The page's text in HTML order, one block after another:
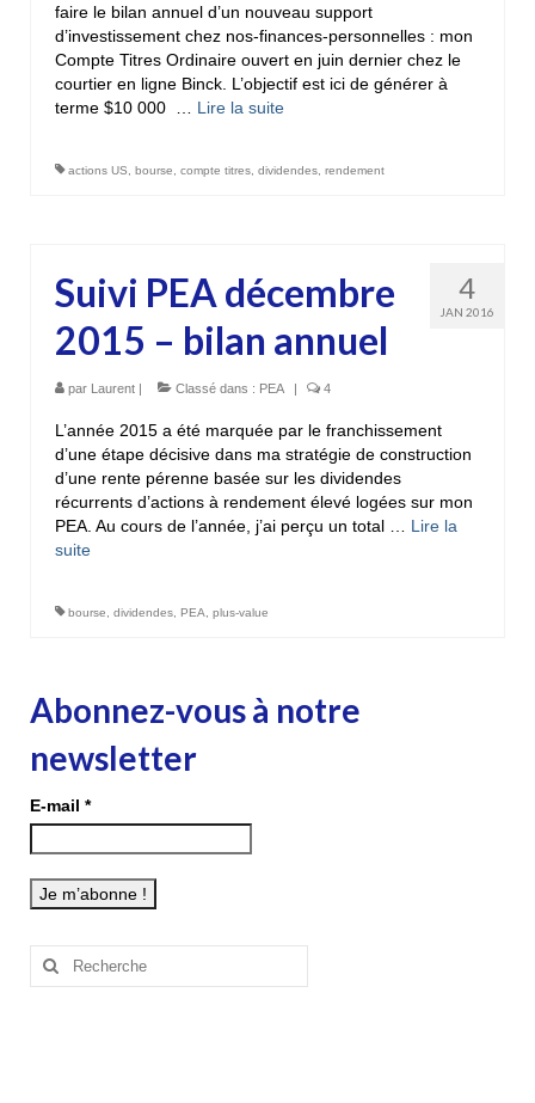
faire le bilan annuel d’un nouveau support
d’investissement chez nos-finances-personnelles : mon
Compte Titres Ordinaire ouvert en juin dernier chez le
courtier en ligne Binck. L’objectif est ici de générer à
terme $10 000 … Lire la suite­­
actions US bourse compte titres dividendes rendement
4
JAN 2016
Suivi PEA décembre
2015 – bilan annuel
par Laurent | Classé dans : PEA | 4
L’année 2015 a été marquée par le franchissement
d’une étape décisive dans ma stratégie de construction
d’une rente pérenne basée sur les dividendes
récurrents d’actions à rendement élevé logées sur mon
PEA. Au cours de l’année, j’ai perçu un total … Lire la
suite­­
bourse dividendes PEA plus-value
Abonnez-vous à notre
newsletter
E-mail *
Rechercher